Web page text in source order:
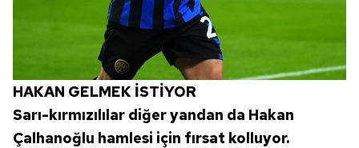
HAKAN GELMEK İSTİYOR
Sarı-kırmızılılar diğer yandan da Hakan
Çalhanoğlu hamlesi için fırsat kolluyor.